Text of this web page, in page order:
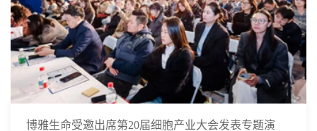
博雅生命受邀出席第20届细胞产业大会发表专题演